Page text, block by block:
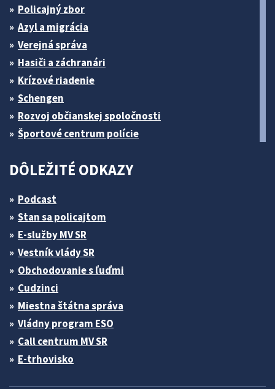
Policajný zbor
Azyl a migrácia
Verejná správa
Hasiči a záchranári
Krízové riadenie
Schengen
Rozvoj občianskej spoločnosti
Športové centrum polície
DÔLEŽITÉ ODKAZY
Podcast
Stan sa policajtom
E-služby MV SR
Vestník vlády SR
Obchodovanie s ľuďmi
Cudzinci
Miestna štátna správa
Vládny program ESO
Call centrum MV SR
E-trhovisko